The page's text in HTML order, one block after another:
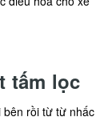
tấm lọc
bên rồi từ từ nhấc